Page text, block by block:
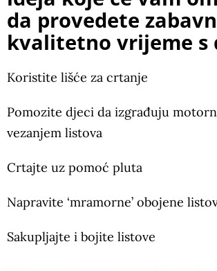
da provedete
kvalitetno vrijeme s
Koristite lišće za crtanje
Pomozite djeci da izgrađuju
vezanjem listova
Crtajte uz pomoć pluta
Napravite ‘mramorne’ obojene
Sakupljajte i bojite listove